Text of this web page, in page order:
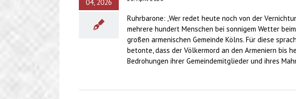
04, 2026
Ruhrbarone: „Wer redet heute noch von der
mehrere hundert Menschen bei sonnigem Wetter
großen armenischen Gemeinde Kölns. Für diese
betonte, dass der Völkermord an den Armeniern bis
Bedrohungen ihrer Gemeindemitglieder und ihres